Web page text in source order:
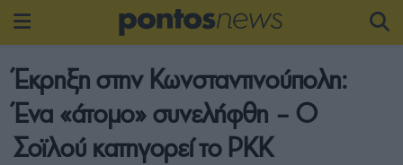
Έκρηξη στην Κωνσταντινούπολη:
Ένα «άτομο» συνελήφθη – Ο
Σοϊλού κατηγορεί το PKK